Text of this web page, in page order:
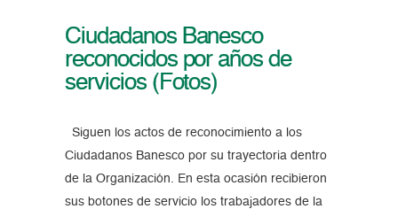
Ciudadanos Banesco
reconocidos por años de
servicios (Fotos)
Siguen los actos de reconocimiento a los
Ciudadanos Banesco por su trayectoria dentro
de la Organización. En esta ocasión recibieron
sus botones de servicio los trabajadores de la